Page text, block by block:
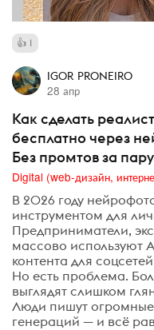
1
IGOR PRONEIRO
28 апр
Как сделать
бесплатно через
Без промтов за
В 2026 году
инструментом для
Предприниматели,
массово используют
контента для
Но есть проблема.
выглядят слишком
Люди пишут огромные
генераций — и всё